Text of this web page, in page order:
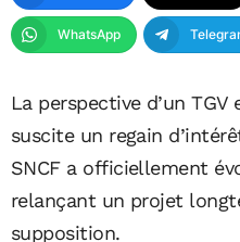
WhatsApp
La perspective d’un
suscite un regain
SNCF a officiellement
relançant un projet
supposition.